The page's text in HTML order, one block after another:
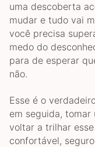
uma descoberta
mudar e tudo vai
você precisa
medo do
para de esperar
não.
Esse é o
em seguida, tomar
voltar a trilhar
confortável,